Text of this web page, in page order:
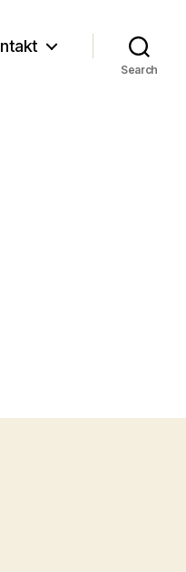
Search